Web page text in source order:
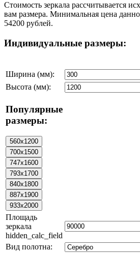
Стоимость зеркала рассчитывается
вам размера. Минимальная цена
54200 рублей.
Индивидуальные размеры:
Ширина (мм):
Высота (мм):
Популярные
размеры:
Площадь
зеркала
hidden_calc_field
Вид полотна: